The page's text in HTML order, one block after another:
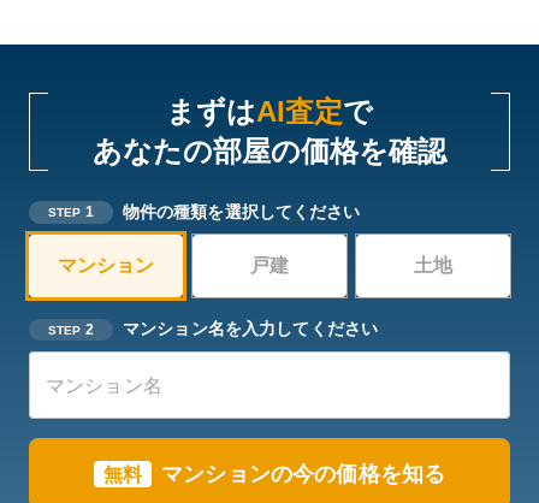
まずはAI査定で
あなたの部屋の価格を確認
STEP 1 物件の種類を選択してください
マンション 戸建 土地
STEP 2 マンション名を入力してください
無料 マンションの今の価格を知る